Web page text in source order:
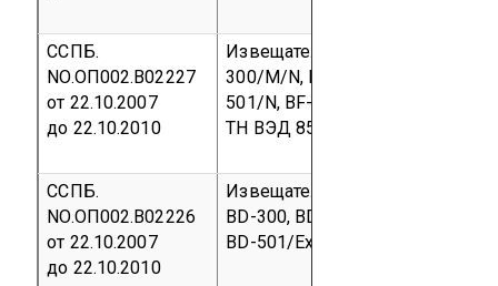
ССПБ.
NO.ОП002.В02227
от 22.10.2007
до 22.10.2010
Извещатели пожарные ручные
300/M/N, BF-500/N, BF-500/Ex,
501/N, BF-502, BF-502/N, BF-
ТН ВЭД 8531 10 300 0
ССПБ.
NO.ОП002.В02226
от 22.10.2007
до 22.10.2010
Извещатели пожарные
BD-300, BD-500, BD-500/N, BD-
BD-501/Ex